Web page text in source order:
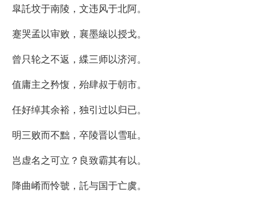
皐託坟于南陵，文违风于北阿。
蹇哭孟以审败，襄墨縗以授戈。
曾只轮之不返，緤三师以济河。
值庸主之矜愎，殆肆叔于朝市。
任好绰其余裕，独引过以归已。
明三败而不黜，卒陵晋以雪耻。
岂虚名之可立？良致霸其有以。
降曲崤而怜虢，託与国于亡虞。